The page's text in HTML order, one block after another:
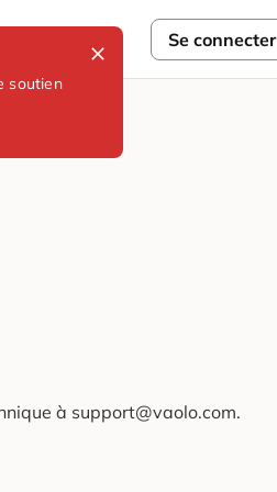
soutien
Se connecter
à support@vaolo.com.